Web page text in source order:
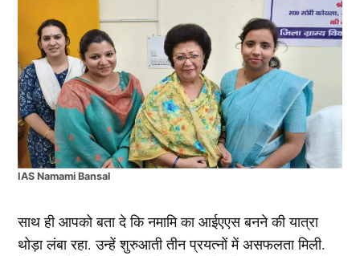
IAS Namami Bansal
साथ ही आपको बता दे कि नमामि का आईएएस बनने की यात्रा
थोड़ा लंबा रहा. उन्हें शुरुआती तीन प्रयत्नों में असफलता मिली.